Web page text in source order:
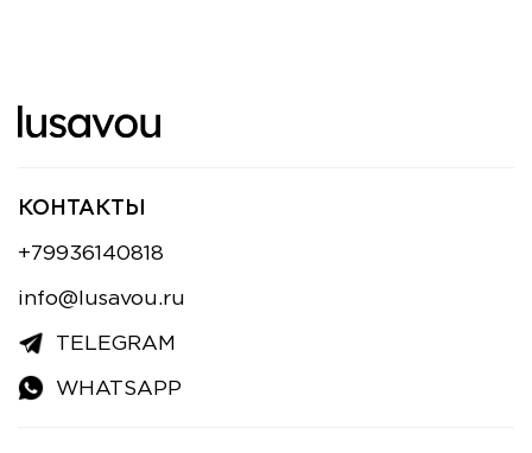
КОНТАКТЫ
+79936140818
info@lusavou.ru
TELEGRAM
WHATSAPP